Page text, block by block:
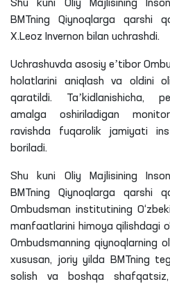
Shu kuni Oliy Majlisining
BMTning Qiynoqlarga qarshi
X.Leoz Invernon bilan uchrashdi.
Uchrashuvda asosiy eʼtibor
holatlarini aniqlash va oldini
qaratildi. Taʼkidlanishicha,
amalga oshiriladigan
ravishda fuqarolik jamiyati
boriladi.
Shu kuni Oliy Majlisining
BMTning Qiynoqlarga qarshi
Ombudsman institutining
manfaatlarini himoya qilishdagi
Ombudsmanning qiynoqlarning
xususan, joriy yilda BMTning
solish va boshqa